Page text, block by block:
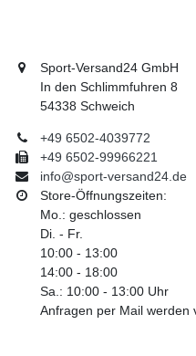
Sport-Versand24 GmbH
In den Schlimmfuhren 8
54338 Schweich
+49 6502-4039772
+49 6502-99966221
info@sport-versand24.de
Store-Öffnungszeiten:
Mo.: geschlossen
Di. - Fr.
10:00 - 13:00
14:00 - 18:00
Sa.: 10:00 - 13:00 Uhr
Anfragen per Mail werden